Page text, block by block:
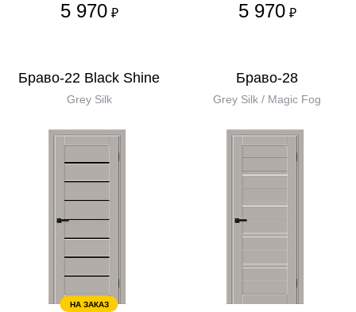
5 970 ₽ 5 970 ₽
Браво-22 Black Shine
Grey Silk
НА ЗАКАЗ
Браво-28
Grey Silk / Magic Fog